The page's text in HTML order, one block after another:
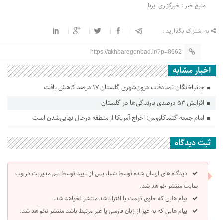
منبع خبر : خبرگزاری ایرنا
به اشتراک بگذارید :
https://akhbaregonbad.ir/?p=8662
اخبار مشابه
جانباختگان تصادفات درون‌شهری گلستان ۱۷ درصد کاهش یافت
افزایش ۵۳ درصدی بارندگی‌ها در گلستان
امام جمعه گنبدکاووس: اخراج آمریکا از منطقه درحال نهایی‌شدن است
ثبت دیدگاه
دیدگاه های ارسال شده توسط شما، پس از تایید توسط تیم مدیریت در وب
سایت منتشر خواهد شد.
پیام هایی که حاوی تهمت یا افترا باشد منتشر نخواهد شد.
پیام هایی که به غیر از زبان فارسی یا غیر مرتبط باشد منتشر نخواهد شد.